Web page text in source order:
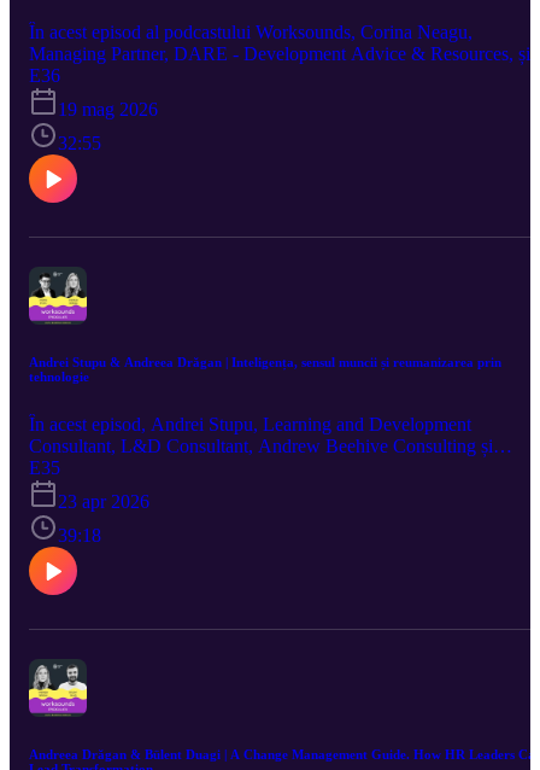
În acest episod al podcastului Worksounds, Corina Neagu,
Managing Partner, DARE - Development Advice & Resources, și
Raluca Păduraru, Futures of Work Strategist, Co-founder, Upvance
Global, discută despre riscurile privind atrofierea competențelor și
degradarea cognitivă în era AI, oferind sfaturi practice pentru a
capcana delegării procesului de gândire către algoritmi. Episod
găzduit de JW Marriott Bucharest Grand Hotel
E36
19 mag 2026
32:55
Andrei Stupu & Andreea Drăgan | Inteligența, sensul muncii și reumanizarea prin
tehnologie
În acest episod, Andrei Stupu, Learning and Development
Consultant, L&D Consultant, Andrew Beehive Consulting și
cercetător al inteligenței umane, discută cu Andreea Drăgan, Co-
founder, BusinessMark, despre corelația dintre evoluția tehnologică
și transformările cognitive și morale ale societății. Episodul a fost
găzduit de JW Marriott Bucharest Grand Hotel.
E35
23 apr 2026
39:18
Andreea Drăgan & Bülent Duagi | A Change Management Guide. How HR Leaders